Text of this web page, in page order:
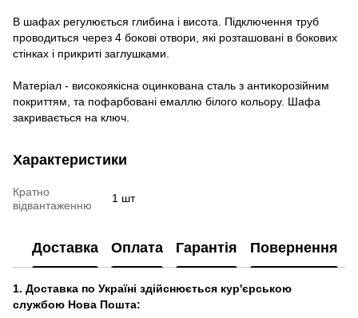
В шафах регулюється глибина і висота. Підключення труб
проводиться через 4 бокові отвори, які розташовані в бокових
стінках і прикриті заглушками.
Матеріал - високоякісна оцинкована сталь з антикорозійним
покриттям, та пофарбовані емаллю білого кольору. Шафа
закривається на ключ.
Характеристики
Кратно
відвантаженню
1 шт
Доставка Оплата Гарантія Повернення
1. Доставка по Україні здійснюється кур'єрською
службою Нова Пошта: